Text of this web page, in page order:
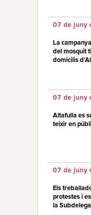
07 de juny
La
del mosquit
domicilis
07 de juny
Altafulla es
teixir en
07 de juny
Els
protestes i
la